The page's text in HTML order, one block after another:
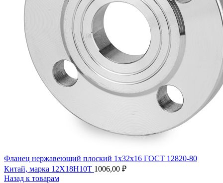
Фланец нержавеющий плоский 1х32х16 ГОСТ 12820-80
Китай, марка 12Х18Н10Т 1006,00 ₽
Назад к товарам